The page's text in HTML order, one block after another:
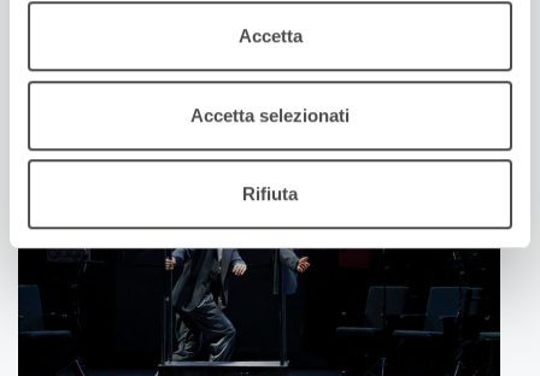
Accetta
Accetta selezionati
Rifiuta
GENDER BENDER XXII EDIZIONE